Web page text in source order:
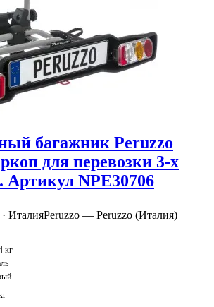
багажник Peruzzo
для перевозки 3-х
Артикул NPE30706
ИталияPeruzzo — Peruzzo (Италия)
кг